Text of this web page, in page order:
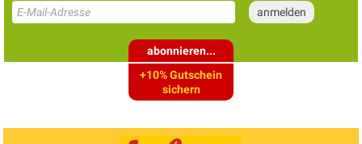
abonnieren...
+10% Gutschein
sichern